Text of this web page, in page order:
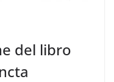
del libro